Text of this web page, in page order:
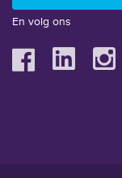
En volg ons